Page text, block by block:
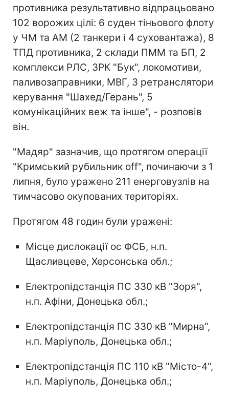
противника результативно відпрацьовано
102 ворожих цілі: 6 суден тіньового флоту
у ЧМ та АМ (2 танкери і 4 суховантажа), 8
ТПД противника, 2 склади ПММ та БП, 2
комплекси РЛС, ЗРК "Бук", локомотиви,
паливозаправники, МВГ, 3 ретранслятори
керування "Шахед/Герань", 5
комунікаційних веж та інше", - розповів
він.
"Мадяр" зазначив, що протягом операції
"Кримський рубильник off", починаючи з 1
липня, було уражено 211 енерговузлів на
тимчасово окупованих територіях.
Протягом 48 годин були уражені:
Місце дислокації ос ФСБ, н.п.
Щасливцеве, Херсонська обл.;
Електропідстанція ПС 330 кВ "Зоря",
н.п. Афіни, Донецька обл.;
Електропідстанція ПС 330 кВ "Мирна",
н.п. Маріуполь, Донецька обл.;
Електропідстанція ПС 110 кВ "Місто-4",
н.п. Маріуполь, Донецька обл.;